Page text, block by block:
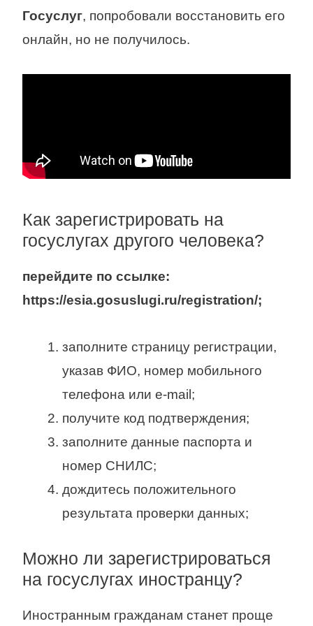
Госуслуг, попробовали восстановить его
онлайн, но не получилось.
Как зарегистрировать на
госуслугах другого человека?
перейдите по ссылке:
https://esia.gosuslugi.ru/registration/;
заполните страницу регистрации,
указав ФИО, номер мобильного
телефона или e-mail;
получите код подтверждения;
заполните данные паспорта и
номер СНИЛС;
дождитесь положительного
результата проверки данных;
Можно ли зарегистрироваться
на госуслугах иностранцу?
Иностранным гражданам станет проще